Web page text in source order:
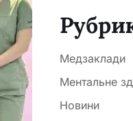
Медзаклади
Ментальне
Новини